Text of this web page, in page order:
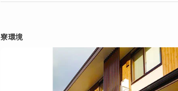
寮環境